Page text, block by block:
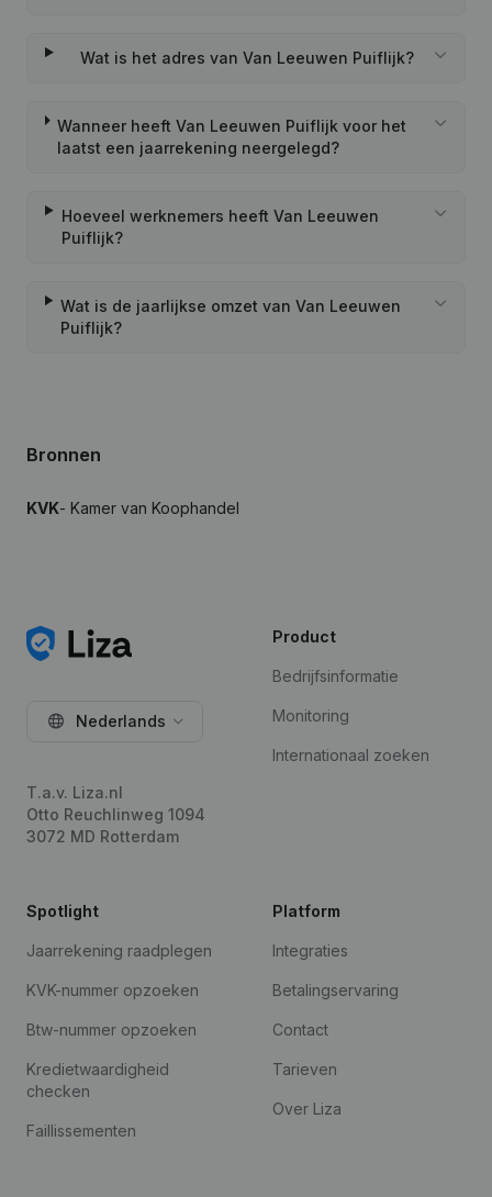
Wat is het adres van Van Leeuwen Puiflijk?
Wanneer heeft Van Leeuwen Puiflijk voor het
laatst een jaarrekening neergelegd?
Hoeveel werknemers heeft Van Leeuwen
Puiflijk?
Wat is de jaarlijkse omzet van Van Leeuwen
Puiflijk?
Bronnen
KVK- Kamer van Koophandel
Nederlands
T.a.v. Liza.nl
Otto Reuchlinweg 1094
3072 MD Rotterdam
Product
Bedrijfsinformatie
Monitoring
Internationaal zoeken
Spotlight
Jaarrekening raadplegen
KVK-nummer opzoeken
Btw-nummer opzoeken
Kredietwaardigheid
checken
Faillissementen
Platform
Integraties
Betalingservaring
Contact
Tarieven
Over Liza